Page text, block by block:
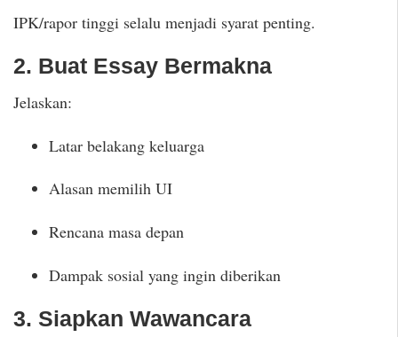
IPK/rapor tinggi selalu menjadi syarat penting.
2. Buat Essay Bermakna
Jelaskan:
Latar belakang keluarga
Alasan memilih UI
Rencana masa depan
Dampak sosial yang ingin diberikan
3. Siapkan Wawancara